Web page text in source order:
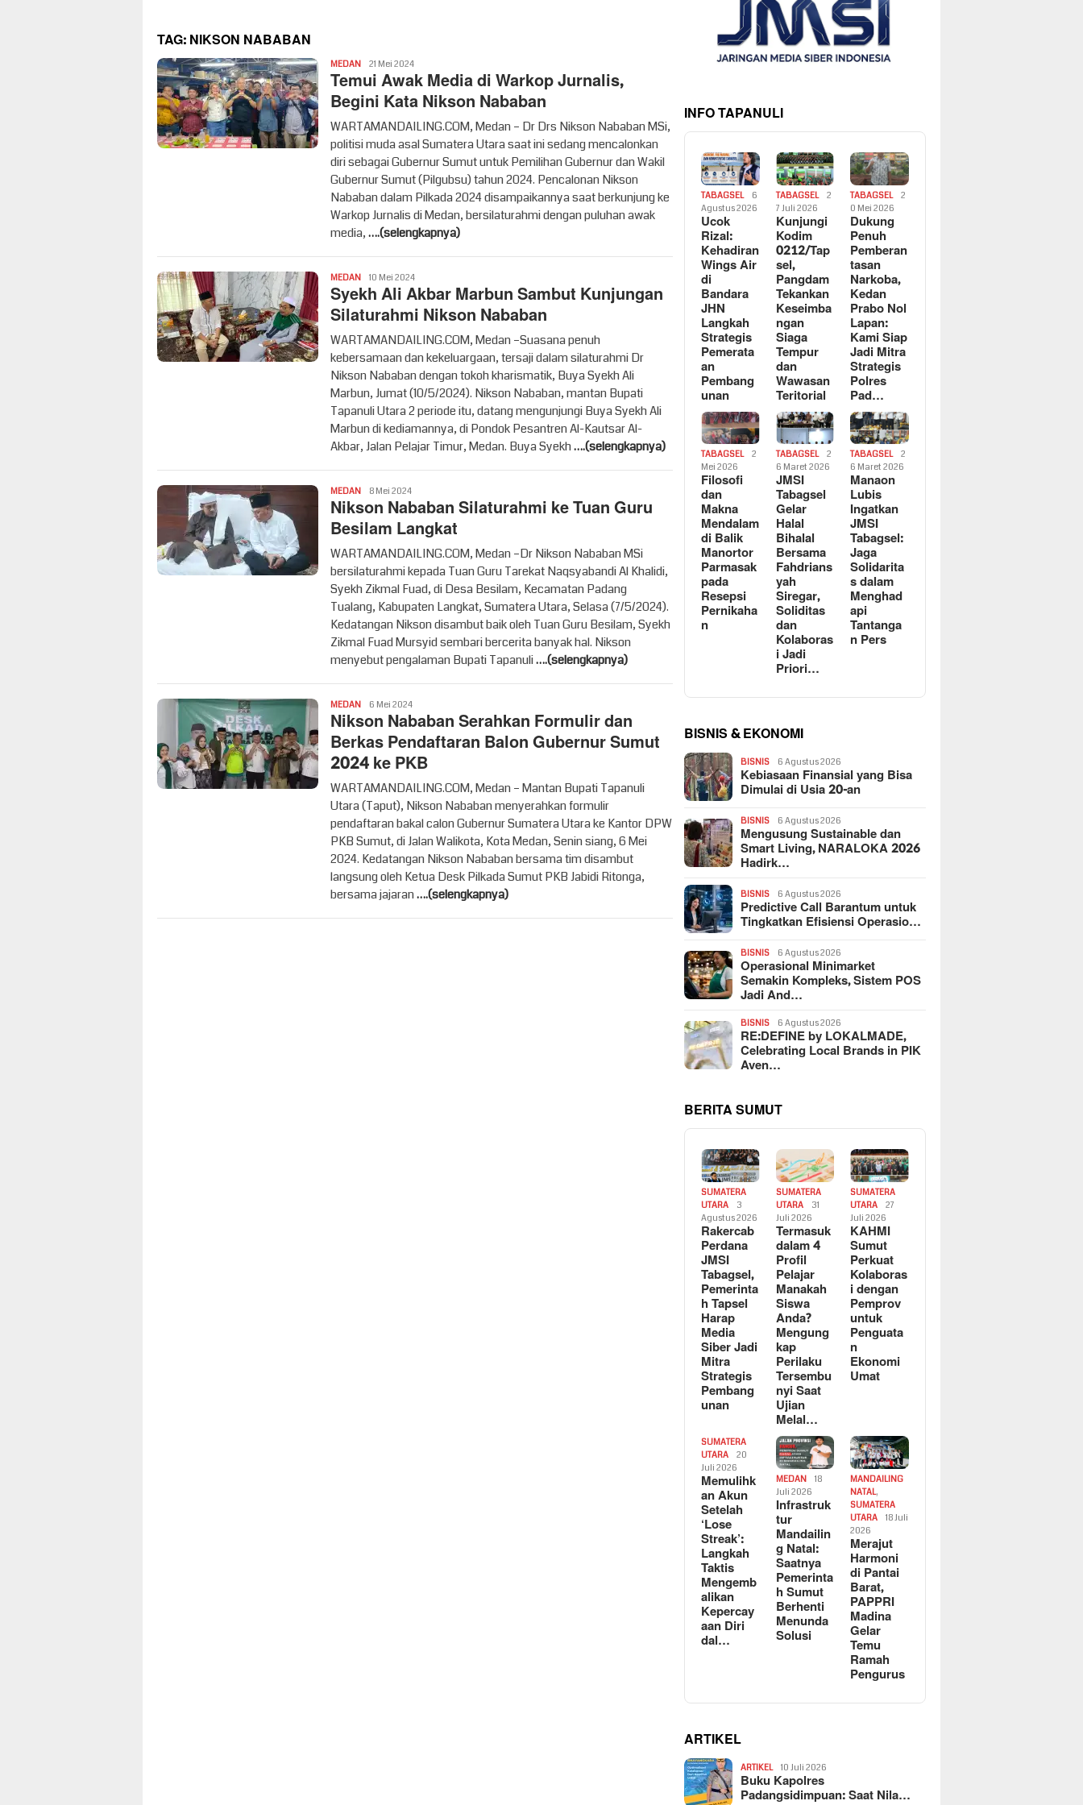
TAG:NIKSON NABABAN
MEDANsyahren
21 Mei 2024
Temui Awak Media di Warkop Jurnalis,
Begini Kata Nikson Nababan
WARTAMANDAILING.COM, Medan – Dr Drs Nikson Nababan MSi,
politisi muda asal Sumatera Utara saat ini sedang mencalonkan
diri sebagai Gubernur Sumut untuk Pemilihan Gubernur dan Wakil
Gubernur Sumut (Pilgubsu) tahun 2024. Pencalonan Nikson
Nababan dalam Pilkada 2024 disampaikannya saat berkunjung ke
Warkop Jurnalis di Medan, bersilaturahmi dengan puluhan awak
media,….(selengkapnya)
MEDANsyahren
10 Mei 2024
Syekh Ali Akbar Marbun Sambut Kunjungan
Silaturahmi Nikson Nababan
WARTAMANDAILING.COM, Medan –Suasana penuh
kebersamaan dan kekeluargaan, tersaji dalam silaturahmi Dr
Nikson Nababan dengan tokoh kharismatik, Buya Syekh Ali
Marbun, Jumat (10/5/2024). Nikson Nababan, mantan Bupati
Tapanuli Utara 2 periode itu, datang mengunjungi Buya Syekh Ali
Marbun di kediamannya, di Pondok Pesantren Al-Kautsar Al-
Akbar, Jalan Pelajar Timur, Medan. Buya Syekh….(selengkapnya)
MEDANsyahren
8 Mei 2024
Nikson Nababan Silaturahmi ke Tuan Guru
Besilam Langkat
WARTAMANDAILING.COM, Medan –Dr Nikson Nababan MSi
bersilaturahmi kepada Tuan Guru Tarekat Naqsyabandi Al Khalidi,
Syekh Zikmal Fuad, di Desa Besilam, Kecamatan Padang
Tualang, Kabupaten Langkat, Sumatera Utara, Selasa (7/5/2024).
Kedatangan Nikson disambut baik oleh Tuan Guru Besilam, Syekh
Zikmal Fuad Mursyid sembari bercerita banyak hal. Nikson
menyebut pengalaman Bupati Tapanuli….(selengkapnya)
MEDANsyahren
6 Mei 2024
Nikson Nababan Serahkan Formulir dan
Berkas Pendaftaran Balon Gubernur Sumut
2024 ke PKB
WARTAMANDAILING.COM, Medan – Mantan Bupati Tapanuli
Utara (Taput), Nikson Nababan menyerahkan formulir
pendaftaran bakal calon Gubernur Sumatera Utara ke Kantor DPW
PKB Sumut, di Jalan Walikota, Kota Medan, Senin siang, 6 Mei
2024. Kedatangan Nikson Nababan bersama tim disambut
langsung oleh Ketua Desk Pilkada Sumut PKB Jabidi Ritonga,
bersama jajaran….(selengkapnya)
INFO TAPANULI
TABAGSEL
6
Agustus 2026
Ucok
Rizal:
Kehadiran
Wings Air
di
Bandara
JHN
Langkah
Strategis
Pemerata
an
Pembang
unan
TABAGSEL
2
7 Juli 2026
Kunjungi
Kodim
0212/Tap
sel,
Pangdam
Tekankan
Keseimba
ngan
Siaga
Tempur
dan
Wawasan
Teritorial
TABAGSEL
2
0 Mei 2026
Dukung
Penuh
Pemberan
tasan
Narkoba,
Kedan
Prabo Nol
Lapan:
Kami Siap
Jadi Mitra
Strategis
Polres
Pad…
TABAGSEL
2
Mei 2026
Filosofi
dan
Makna
Mendalam
di Balik
Manortor
Parmasak
pada
Resepsi
Pernikaha
n
TABAGSEL
2
6 Maret 2026
JMSI
Tabagsel
Gelar
Halal
Bihalal
Bersama
Fahdrians
yah
Siregar,
Soliditas
dan
Kolaboras
i Jadi
Priori…
TABAGSEL
2
6 Maret 2026
Manaon
Lubis
Ingatkan
JMSI
Tabagsel:
Jaga
Solidarita
s dalam
Menghad
api
Tantanga
n Pers
BISNIS & EKONOMI
BISNIS 6 Agustus 2026
Kebiasaan Finansial yang Bisa
Dimulai di Usia 20-an
BISNIS 6 Agustus 2026
Mengusung Sustainable dan
Smart Living, NARALOKA 2026
Hadirk…
BISNIS 6 Agustus 2026
Predictive Call Barantum untuk
Tingkatkan Efisiensi Operasio…
BISNIS 6 Agustus 2026
Operasional Minimarket
Semakin Kompleks, Sistem POS
Jadi And…
BISNIS 6 Agustus 2026
RE:DEFINE by LOKALMADE,
Celebrating Local Brands in PIK
Aven…
BERITA SUMUT
SUMATERA
UTARA
3
Agustus 2026
Rakercab
Perdana
JMSI
Tabagsel,
Pemerinta
h Tapsel
Harap
Media
Siber Jadi
Mitra
Strategis
Pembang
unan
SUMATERA
UTARA
31
Juli 2026
Termasuk
dalam 4
Profil
Pelajar
Manakah
Siswa
Anda?
Mengung
kap
Perilaku
Tersembu
nyi Saat
Ujian
Melal…
SUMATERA
UTARA
27
Juli 2026
KAHMI
Sumut
Perkuat
Kolaboras
i dengan
Pemprov
untuk
Penguata
n
Ekonomi
Umat
SUMATERA
UTARA
20
Juli 2026
Memulihk
an Akun
Setelah
‘Lose
Streak’:
Langkah
Taktis
Mengemb
alikan
Kepercay
aan Diri
dal…
MEDAN
18
Juli 2026
Infrastruk
tur
Mandailin
g Natal:
Saatnya
Pemerinta
h Sumut
Berhenti
Menunda
Solusi
MANDAILING
NATAL,
SUMATERA
UTARA
18 Juli
2026
Merajut
Harmoni
di Pantai
Barat,
PAPPRI
Madina
Gelar
Temu
Ramah
Pengurus
ARTIKEL
ARTIKEL 10 Juli 2026
Buku Kapolres
Padangsidimpuan: Saat Nila…